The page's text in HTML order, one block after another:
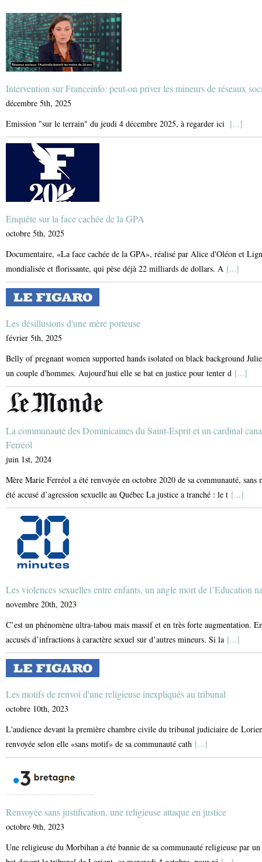
Intervention sur Franceinfo: peut-on priver les mineurs de réseaux
décembre 5th, 2025
Emission "sur le terrain" du jeudi 4 décembre 2025, à regarder ici [...]
Enquête sur la face cachée de la GPA
octobre 5th, 2025
Documentaire, «La face cachée de la GPA», réalisé par Alice d'Oléon et
mondialisée et florissante, qui pèse déjà 22 milliards de dollars. A [...]
Les désillusions d'une mère porteuse
février 5th, 2025
Belly of pregnant women supported hands isolated on black background
un couple d'hommes. Aujourd'hui elle se bat en justice pour tenter d [...]
La communauté des Dominicaines du Saint-Esprit et un cardinal
Ferréol
juin 1st, 2024
Mère Marie Ferréol a été renvoyée en octobre 2020 de sa communauté,
été accusé d’agression sexuelle au Québec La justice a tranché : le t [...]
Les violences sexuelles entre enfants, un angle mort de l’Education
novembre 20th, 2023
C’est un phénomène ultra-tabou mais massif et en très forte augmentation.
accusés d’infractions à caractère sexuel sur d’autres mineurs. Si la [...]
Les motifs de renvoi d'une religieuse inexpliqués au tribunal
octobre 10th, 2023
L'audience devant la première chambre civile du tribunal judiciaire de
renvoyée selon elle «sans motif» de sa communauté cath [...]
Renvoyée sans justification, une religieuse attaque en justice
octobre 9th, 2023
Une religieuse du Morbihan a été bannie de sa communauté religieuse par